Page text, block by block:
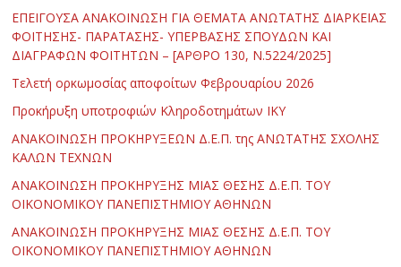
ΕΠΕΙΓΟΥΣΑ ΑΝΑΚΟΙΝΩΣΗ ΓΙΑ ΘΕΜΑΤΑ ΑΝΩΤΑΤΗΣ ΔΙΑΡΚΕΙΑΣ
ΦΟΙΤΗΣΗΣ- ΠΑΡΑΤΑΣΗΣ- ΥΠΕΡΒΑΣΗΣ ΣΠΟΥΔΩΝ ΚΑΙ
ΔΙΑΓΡΑΦΩΝ ΦΟΙΤΗΤΩΝ – [ΑΡΘΡΟ 130, Ν.5224/2025]
Τελετή ορκωμοσίας αποφοίτων Φεβρουαρίου 2026
Προκήρυξη υποτροφιών Κληροδοτημάτων ΙΚΥ
ΑΝΑΚΟΙΝΩΣΗ ΠΡΟΚΗΡΥΞΕΩΝ Δ.Ε.Π. της ΑΝΩΤΑΤΗΣ ΣΧΟΛΗΣ
ΚΑΛΩΝ ΤΕΧΝΩΝ
ΑΝΑΚΟΙΝΩΣΗ ΠΡΟΚΗΡΥΞΗΣ ΜΙΑΣ ΘΕΣΗΣ Δ.Ε.Π. ΤΟΥ
ΟΙΚΟΝΟΜΙΚΟΥ ΠΑΝΕΠΙΣΤΗΜΙΟΥ ΑΘΗΝΩΝ
ΑΝΑΚΟΙΝΩΣΗ ΠΡΟΚΗΡΥΞΗΣ ΜΙΑΣ ΘΕΣΗΣ Δ.Ε.Π. ΤΟΥ
ΟΙΚΟΝΟΜΙΚΟΥ ΠΑΝΕΠΙΣΤΗΜΙΟΥ ΑΘΗΝΩΝ